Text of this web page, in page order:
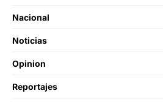
Nacional
Noticias
Opinion
Reportajes